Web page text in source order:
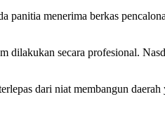
menerima berkas
secara profesional.
dari niat membangun